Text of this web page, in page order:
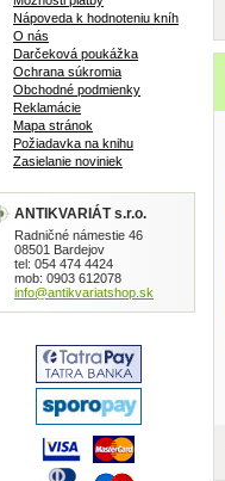
Nápoveda k hodnoteniu kníh
O nás
Darčeková poukážka
Ochrana súkromia
Obchodné podmienky
Reklamácie
Mapa stránok
Požiadavka na knihu
Zasielanie noviniek
ANTIKVARIÁT s.r.o.
Radničné námestie 46
08501 Bardejov
tel: 054 474 4424
mob: 0903 612078
info@antikvariatshop.sk